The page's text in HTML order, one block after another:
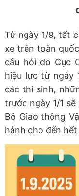
Từ ngày 1/9, tất
xe trên toàn
câu hỏi do Cục
hiệu lực từ ngày
các thí sinh,
trước ngày 1/1
Bộ Giao thông
hành cho đến hết